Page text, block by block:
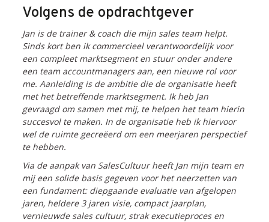
Volgens de opdrachtgever
Jan is de trainer & coach die mijn sales team helpt.
Sinds kort ben ik commercieel verantwoordelijk voor
een compleet marktsegment en stuur onder andere
een team accountmanagers aan, een nieuwe rol voor
me. Aanleiding is de ambitie die de organisatie heeft
met het betreffende marktsegment. Ik heb Jan
gevraagd om samen met mij, te helpen het team hierin
succesvol te maken. In de organisatie heb ik hiervoor
wel de ruimte gecreëerd om een meerjaren perspectief
te hebben.
Via de aanpak van SalesCultuur heeft Jan mijn team en
mij een solide basis gegeven voor het neerzetten van
een fundament: diepgaande evaluatie van afgelopen
jaren, heldere 3 jaren visie, compact jaarplan,
vernieuwde sales cultuur, strak executieproces en